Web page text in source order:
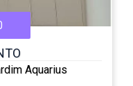
Aquarius